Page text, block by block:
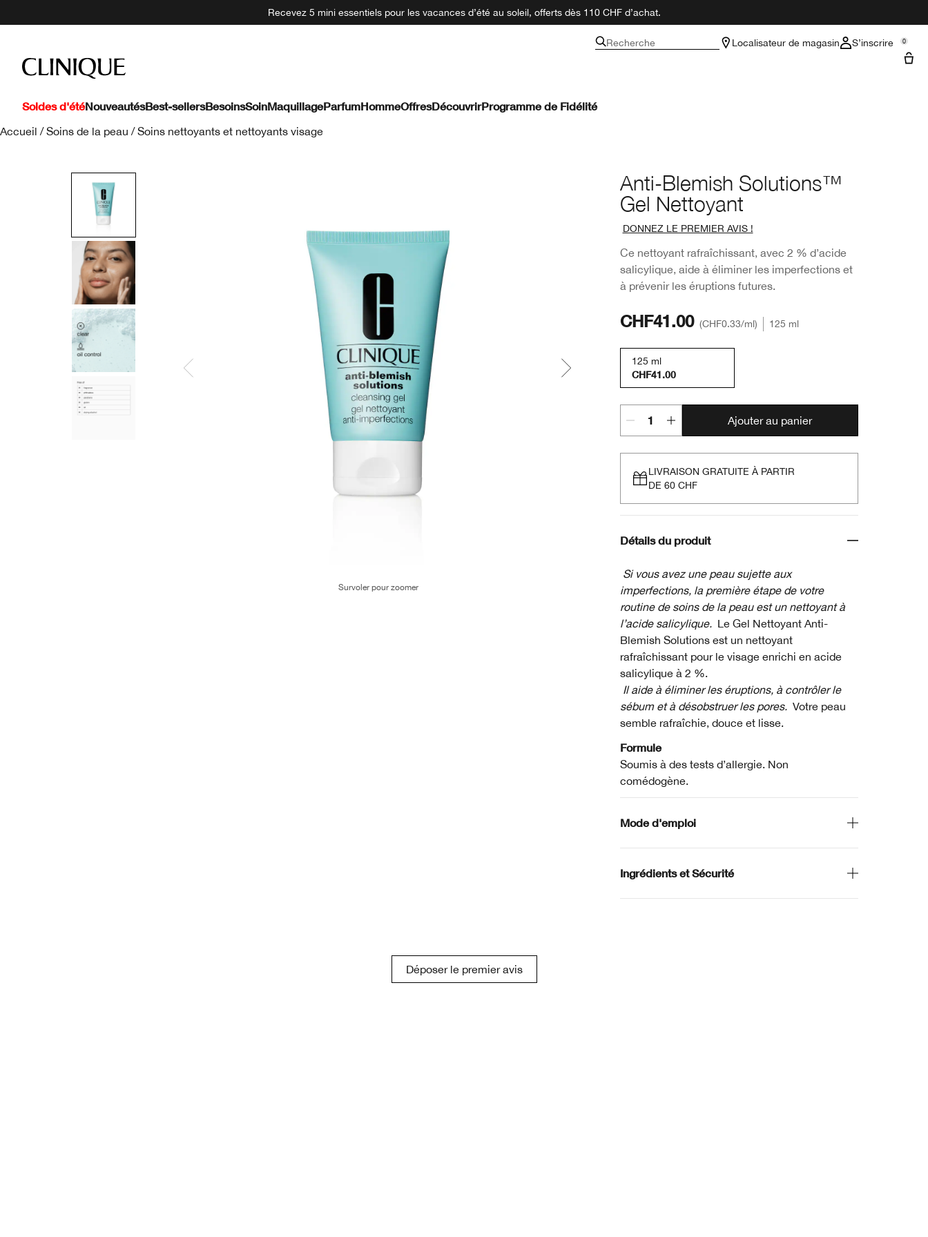
Recevez 5 mini essentiels pour les vacances d’été au soleil, offerts dès 110 CHF d’achat.
Recherche Localisateur de magasin S’inscrire 0
Soldes d'étéNouveautésBest-sellersBesoinsSoinMaquillageParfumHommeOffresDécouvrirProgramme de Fidélité
Accueil / Soins de la peau / Soins nettoyants et nettoyants visage
Anti-Blemish Solutions™
Gel Nettoyant
DONNEZ LE PREMIER AVIS !
Ce nettoyant rafraîchissant, avec 2 % d’acide
salicylique, aide à éliminer les imperfections et
à prévenir les éruptions futures.
Survoler pour zoomer
CHF41.00 CHF0.33/ml 125 ml
125 ml
CHF41.00
Ajouter au panier
LIVRAISON GRATUITE À PARTIR
DE 60 CHF
Détails du produit
Si vous avez une peau sujette aux
imperfections, la première étape de votre
routine de soins de la peau est un nettoyant à
l’acide salicylique. Le Gel Nettoyant Anti-
Blemish Solutions est un nettoyant
rafraîchissant pour le visage enrichi en acide
salicylique à 2 %.
Il aide à éliminer les éruptions, à contrôler le
sébum et à désobstruer les pores. Votre peau
semble rafraîchie, douce et lisse.
Formule
Soumis à des tests d’allergie. Non
comédogène.
Mode d'emploi
Ingrédients et Sécurité
Déposer le premier avis